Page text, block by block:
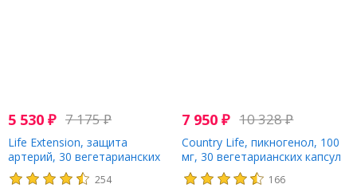
5 530 ₽ 7 175₽
Life Extension, защита
артерий, 30 вегетарианских
капсул
254
7 950₽ 10 328₽
Country Life, пикногенол, 100
мг, 30 вегетарианских капсул
166